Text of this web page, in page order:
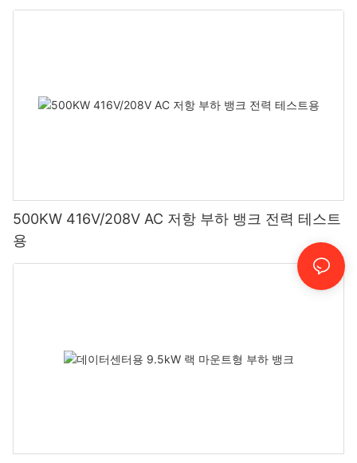
500KW 416V/208V AC 저항 부하 뱅크 전력 테스트
용